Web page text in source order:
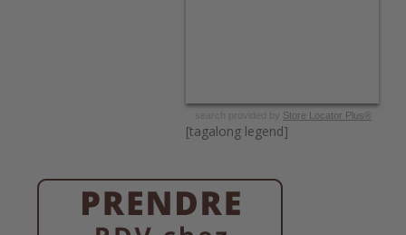
search provided by Store Locator Plus®
[tagalong legend]